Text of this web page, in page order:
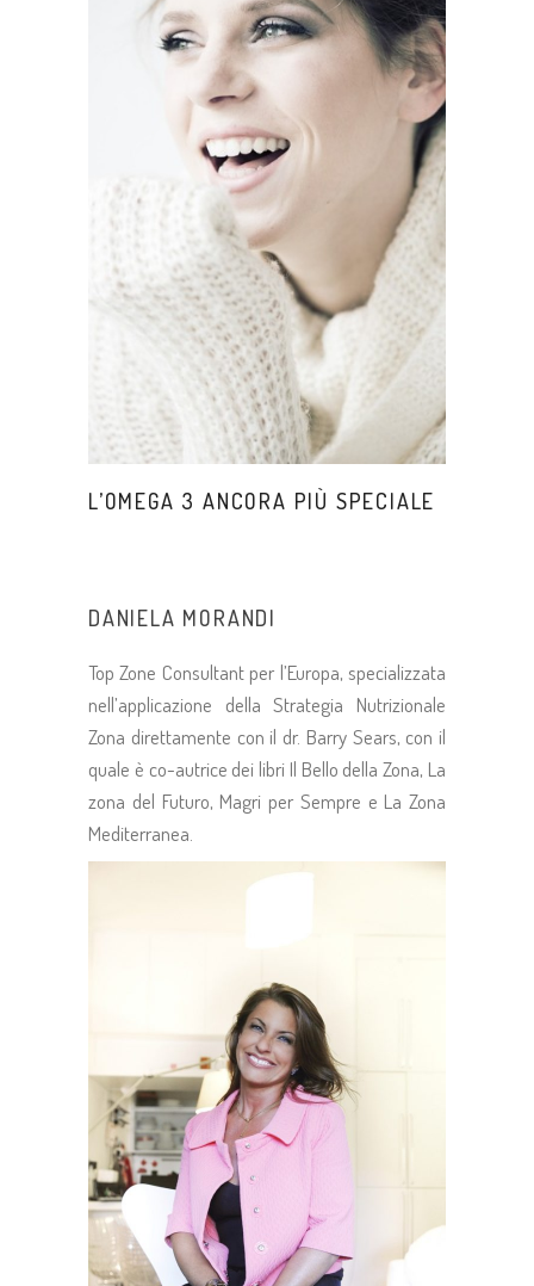
L’OMEGA 3 ANCORA PIÙ SPECIALE
DANIELA MORANDI
Top Zone Consultant per l’Europa, specializzata
nell’applicazione della Strategia Nutrizionale
Zona direttamente con il dr. Barry Sears, con il
quale è co-autrice dei libri Il Bello della Zona, La
zona del Futuro, Magri per Sempre e La Zona
Mediterranea.